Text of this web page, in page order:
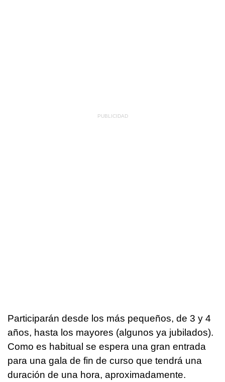
Participarán desde los más pequeños, de 3 y 4
años, hasta los mayores (algunos ya jubilados).
Como es habitual se espera una gran entrada
para una gala de fin de curso que tendrá una
duración de una hora, aproximadamente.